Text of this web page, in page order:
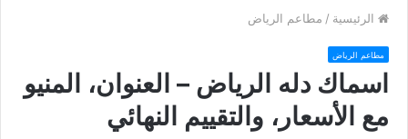
الرئيسية / مطاعم الرياض
مطاعم الرياض
اسماك دله الرياض – العنوان، المنيو
مع الأسعار، والتقييم النهائي